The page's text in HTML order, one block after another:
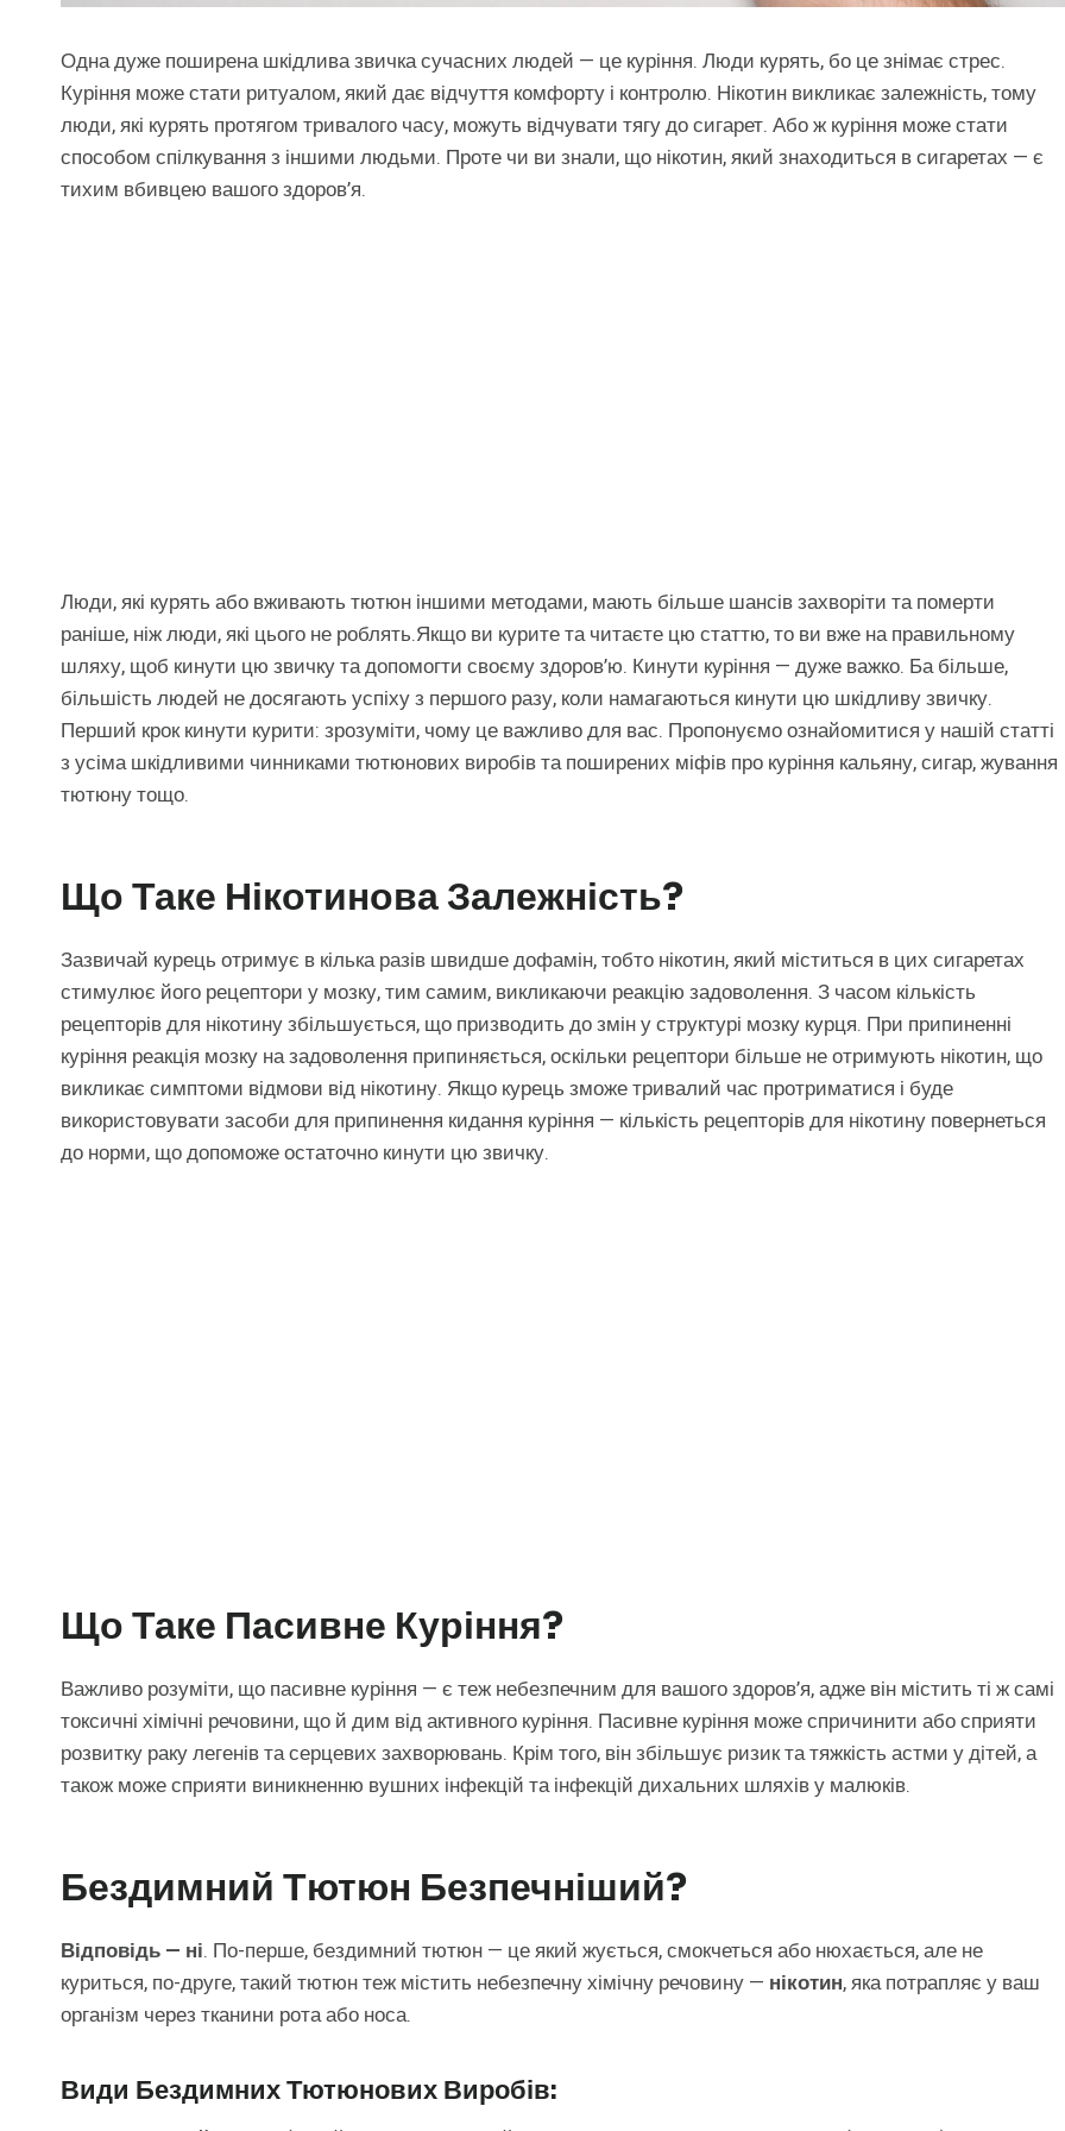
Одна дуже поширена шкідлива звичка сучасних людей — це куріння. Люди курять, бо це знімає стрес.
Куріння може стати ритуалом, який дає відчуття комфорту і контролю. Нікотин викликає залежність, тому
люди, які курять протягом тривалого часу, можуть відчувати тягу до сигарет. Або ж куріння може стати
способом спілкування з іншими людьми. Проте чи ви знали, що нікотин, який знаходиться в сигаретах — є
тихим вбивцею вашого здоров’я.
Люди, які курять або вживають тютюн іншими методами, мають більше шансів захворіти та померти
раніше, ніж люди, які цього не роблять.Якщо ви курите та читаєте цю статтю, то ви вже на правильному
шляху, щоб кинути цю звичку та допомогти своєму здоров’ю. Кинути куріння — дуже важко. Ба більше,
більшість людей не досягають успіху з першого разу, коли намагаються кинути цю шкідливу звичку.
Перший крок кинути курити: зрозуміти, чому це важливо для вас. Пропонуємо ознайомитися у нашій статті
з усіма шкідливими чинниками тютюнових виробів та поширених міфів про куріння кальяну, сигар, жування
тютюну тощо.
Що Таке Нікотинова Залежність?
Зазвичай курець отримує в кілька разів швидше дофамін, тобто нікотин, який міститься в цих сигаретах
стимулює його рецептори у мозку, тим самим, викликаючи реакцію задоволення. З часом кількість
рецепторів для нікотину збільшується, що призводить до змін у структурі мозку курця. При припиненні
куріння реакція мозку на задоволення припиняється, оскільки рецептори більше не отримують нікотин, що
викликає симптоми відмови від нікотину. Якщо курець зможе тривалий час протриматися і буде
використовувати засоби для припинення кидання куріння — кількість рецепторів для нікотину повернеться
до норми, що допоможе остаточно кинути цю звичку.
Що Таке Пасивне Куріння?
Важливо розуміти, що пасивне куріння — є теж небезпечним для вашого здоров’я, адже він містить ті ж самі
токсичні хімічні речовини, що й дим від активного куріння. Пасивне куріння може спричинити або сприяти
розвитку раку легенів та серцевих захворювань. Крім того, він збільшує ризик та тяжкість астми у дітей, а
також може сприяти виникненню вушних інфекцій та інфекцій дихальних шляхів у малюків.
Бездимний Тютюн Безпечніший?
Відповідь — ні. По-перше, бездимний тютюн — це який жується, смокчеться або нюхається, але не
куриться, по-друге, такий тютюн теж містить небезпечну хімічну речовину — нікотин, яка потрапляє у ваш
організм через тканини рота або носа.
Види Бездимних Тютюнових Виробів: